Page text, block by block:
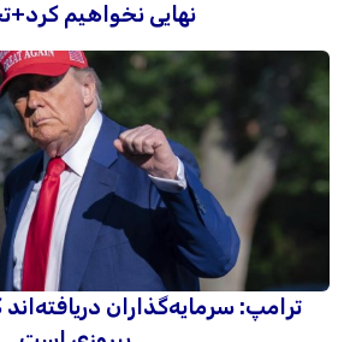
نهایی نخواهیم
ترامپ: سرمایه‌گذاران